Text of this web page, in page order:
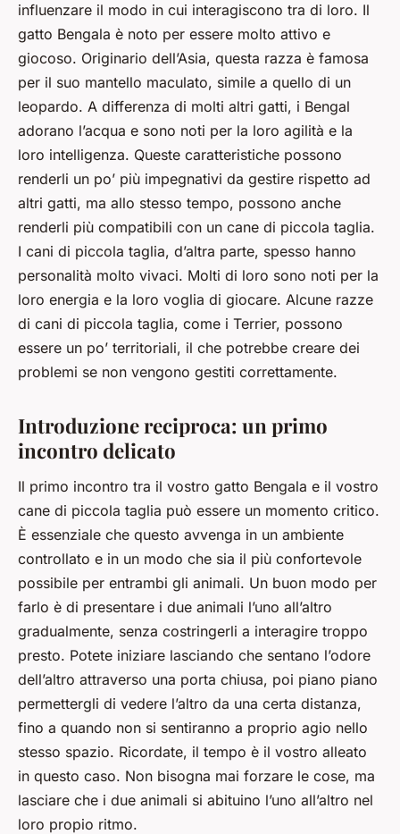
influenzare il modo in cui interagiscono tra di loro. Il
gatto Bengala è noto per essere molto attivo e
giocoso. Originario dell’Asia, questa razza è famosa
per il suo mantello maculato, simile a quello di un
leopardo. A differenza di molti altri gatti, i Bengal
adorano l’acqua e sono noti per la loro agilità e la
loro intelligenza. Queste caratteristiche possono
renderli un po’ più impegnativi da gestire rispetto ad
altri gatti, ma allo stesso tempo, possono anche
renderli più compatibili con un cane di piccola taglia.
I cani di piccola taglia, d’altra parte, spesso hanno
personalità molto vivaci. Molti di loro sono noti per la
loro energia e la loro voglia di giocare. Alcune razze
di cani di piccola taglia, come i Terrier, possono
essere un po’ territoriali, il che potrebbe creare dei
problemi se non vengono gestiti correttamente.
Introduzione reciproca: un primo
incontro delicato
Il primo incontro tra il vostro gatto Bengala e il vostro
cane di piccola taglia può essere un momento critico.
È essenziale che questo avvenga in un ambiente
controllato e in un modo che sia il più confortevole
possibile per entrambi gli animali. Un buon modo per
farlo è di presentare i due animali l’uno all’altro
gradualmente, senza costringerli a interagire troppo
presto. Potete iniziare lasciando che sentano l’odore
dell’altro attraverso una porta chiusa, poi piano piano
permettergli di vedere l’altro da una certa distanza,
fino a quando non si sentiranno a proprio agio nello
stesso spazio. Ricordate, il tempo è il vostro alleato
in questo caso. Non bisogna mai forzare le cose, ma
lasciare che i due animali si abituino l’uno all’altro nel
loro propio ritmo.